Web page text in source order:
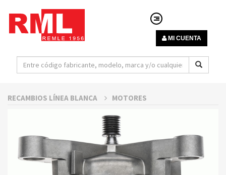
MI CUENTA
RECAMBIOS LÍNEA BLANCA MOTORES